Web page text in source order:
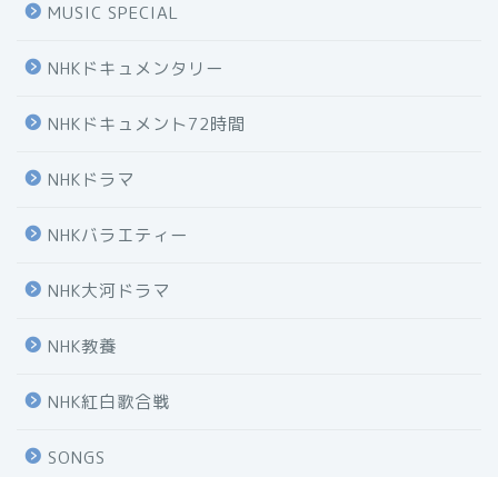
MUSIC SPECIAL
NHKドキュメンタリー
NHKドキュメント72時間
NHKドラマ
NHKバラエティー
NHK大河ドラマ
NHK教養
NHK紅白歌合戦
SONGS